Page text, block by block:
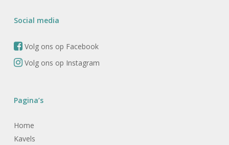
Social media
Volg ons op Facebook
Volg ons op Instagram
Pagina’s
Home
Kavels